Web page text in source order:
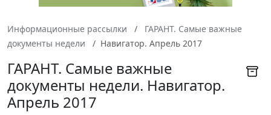
Информационные рассылки
ГАРАНТ. Самые важные
документы недели
Навигатор. Апрель 2017
ГАРАНТ. Самые важные
документы недели. Навигатор.
Апрель 2017